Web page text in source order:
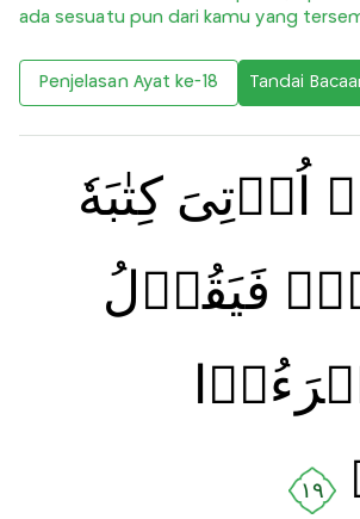
ada sesuatu pun dari kamu yang
Penjelasan Ayat ke-18 Tandai
اُوۡتِىَ كِتٰبَهٗ
فَيَقُوۡلُ
١٩